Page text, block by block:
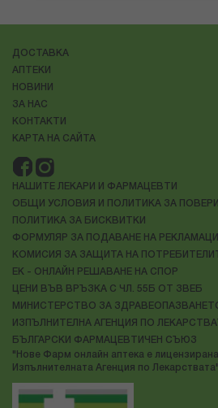
ДОСТАВКА
АПТЕКИ
НОВИНИ
ЗА НАС
КОНТАКТИ
КАРТА НА САЙТА
НАШИТЕ ЛЕКАРИ И ФАРМАЦЕВТИ
ОБЩИ УСЛОВИЯ И ПОЛИТИКА ЗА
ПОЛИТИКА ЗА БИСКВИТКИ
ФОРМУЛЯР ЗА ПОДАВАНЕ НА
КОМИСИЯ ЗА ЗАЩИТА НА
ЕК - ОНЛАЙН РЕШАВАНЕ НА СПОР
ЦЕНИ ВЪВ ВРЪЗКА С ЧЛ. 55Б ОТ ЗВЕБ
МИНИСТЕРСТВО ЗА
ИЗПЪЛНИТЕЛНА АГЕНЦИЯ ПО
БЪЛГАРСКИ ФАРМАЦЕВТИЧЕН СЪЮЗ
"Нове Фарм онлайн аптека е
Изпълнителната Агенция по Лекарствата"